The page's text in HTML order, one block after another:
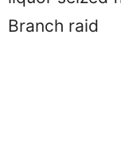
Branch raid